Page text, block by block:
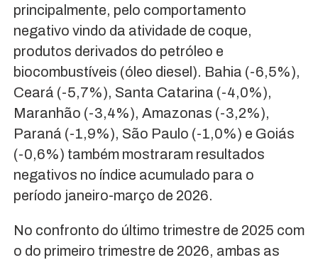
principalmente, pelo comportamento
negativo vindo da atividade de coque,
produtos derivados do petróleo e
biocombustíveis (óleo diesel). Bahia (-6,5%),
Ceará (-5,7%), Santa Catarina (-4,0%),
Maranhão (-3,4%), Amazonas (-3,2%),
Paraná (-1,9%), São Paulo (-1,0%) e Goiás
(-0,6%) também mostraram resultados
negativos no índice acumulado para o
período janeiro-março de 2026.
No confronto do último trimestre de 2025 com
o do primeiro trimestre de 2026, ambas as